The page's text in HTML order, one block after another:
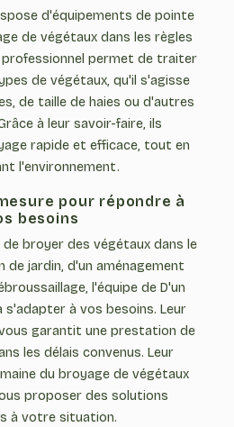
d'équipements de pointe
de végétaux dans les règles
permet de traiter
de végétaux, qu'il s'agisse
de taille de haies ou d'autres
à leur savoir-faire, ils
rapide et efficace, tout en
l'environnement.
pour répondre à
besoins
de broyer des végétaux dans le
de jardin, d'un aménagement
l'équipe de D'un
s'adapter à vos besoins. Leur
garantit une prestation de
les délais convenus. Leur
du broyage de végétaux
proposer des solutions
à votre situation.